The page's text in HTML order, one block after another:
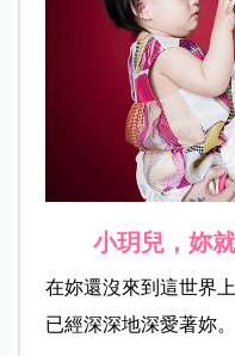
小玥兒，妳
在妳還沒來到這世界
已經深深地深愛著妳。